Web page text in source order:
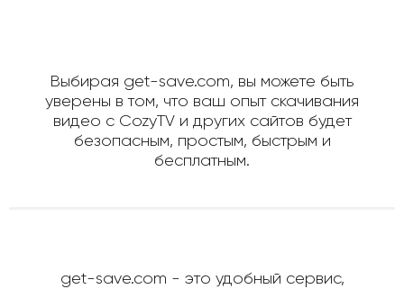
Выбирая get-save.com, вы можете быть
уверены в том, что ваш опыт скачивания
видео с CozyTV и других сайтов будет
безопасным, простым, быстрым и
бесплатным.
get-save.com - это удобный сервис,